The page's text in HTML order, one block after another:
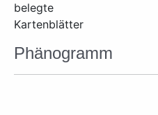
belegte
Kartenblätter
Phänogramm